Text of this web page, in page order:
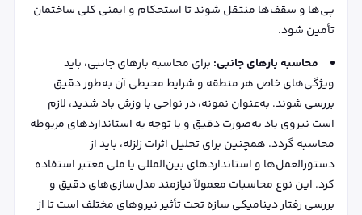
پی‌ها و سقف‌ها منتقل شوند تا استحکام و ایمنی کلی ساختمان
تأمین شود.
محاسبه بارهای جانبی: برای محاسبه بارهای جانبی، باید
ویژگی‌های خاص هر منطقه و شرایط محیطی آن به‌طور دقیق
بررسی شوند. به‌عنوان نمونه، در نواحی با وزش باد شدید، لازم
است نیروی باد به‌صورت دقیق و با توجه به استانداردهای مربوطه
محاسبه گردد. همچنین برای تحلیل اثرات زلزله، باید از
دستورالعمل‌ها و استانداردهای بین‌المللی یا ملی معتبر استفاده
کرد. این نوع محاسبات معمولاً نیازمند مدل‌سازی‌های دقیق و
بررسی رفتار دینامیکی سازه تحت تأثیر نیروهای مختلف است تا از